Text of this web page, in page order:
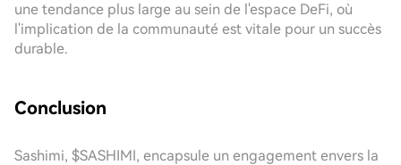
une tendance plus large au sein de l'espace DeFi, où
l'implication de la communauté est vitale pour un succès
durable.
Conclusion
Sashimi, $SASHIMI, encapsule un engagement envers la